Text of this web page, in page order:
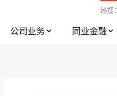
热搜：
公司业务 同业金融